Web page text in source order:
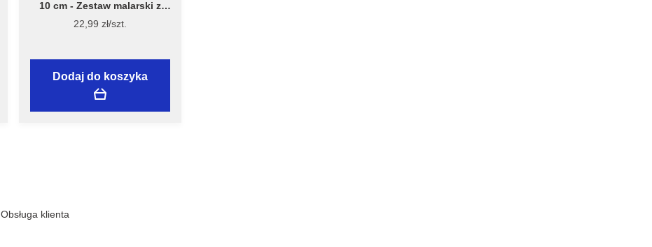
10 cm - Zestaw malarski z
wałkiem Welur 10 cm, model
7981 – Flügger
22,99 zł/szt.
Dodaj do koszyka
Obsługa klienta